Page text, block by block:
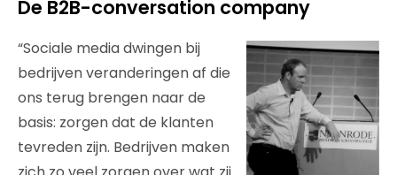
De B2B-conversation company
“Sociale media dwingen bij
bedrijven veranderingen af die
ons terug brengen naar de
basis: zorgen dat de klanten
tevreden zijn. Bedrijven maken